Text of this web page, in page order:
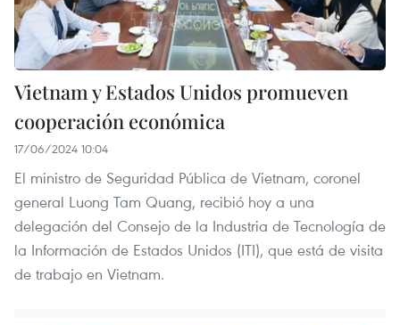
Vietnam y Estados Unidos promueven
cooperación económica
17/06/2024 10:04
El ministro de Seguridad Pública de Vietnam, coronel
general Luong Tam Quang, recibió hoy a una
delegación del Consejo de la Industria de Tecnología de
la Información de Estados Unidos (ITI), que está de visita
de trabajo en Vietnam.